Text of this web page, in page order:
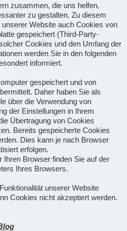
zusammen, die uns helfen,
zu gestalten. Zu diesem
Website auch Cookies von
gespeichert (Third-Party-
Cookies und den Umfang der
werden Sie in den folgenden
informiert.
gespeichert und von
Daher haben Sie als
über die Verwendung von
der Einstellungen in Ihrem
Übertragung von Cookies
Bereits gespeicherte Cookies
Dies kann je nach Browser
erfolgen.
Ihren Browser finden Sie auf der
Ihres Browsers.
unserer Website
Cookies nicht akzeptiert werden.